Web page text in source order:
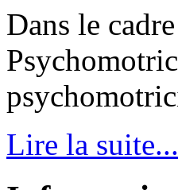
Dans le
Lire la suite...